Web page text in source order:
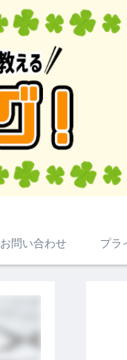
お問い合わせ プラ